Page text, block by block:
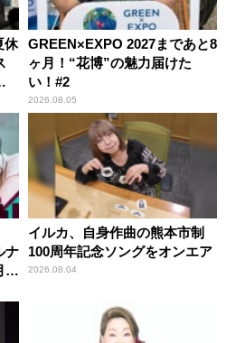
休
GREEN×EXPO 2027まであと8
ヶ月！“花博”の魅力届けた
い！#2
2026.08.05
ナ
替
イルカ、自身作曲の熊本市制
100周年記念ソングをオンエア
2026.08.04